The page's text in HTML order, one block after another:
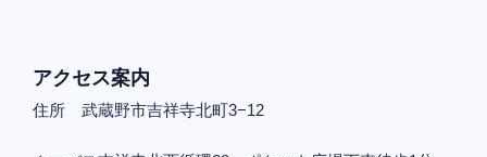
アクセス案内
住所 武蔵野市吉祥寺北町3−12